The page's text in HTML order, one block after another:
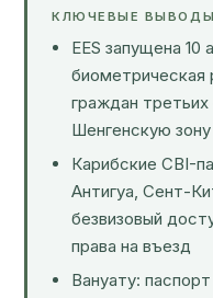
КЛЮЧЕВЫЕ ВЫВОДЫ
EES запущена 10
биометрическая
граждан
Шенгенскую зону
Карибские CBI-
Антигуа, Сент-
безвизовый
права на въезд
Вануату: